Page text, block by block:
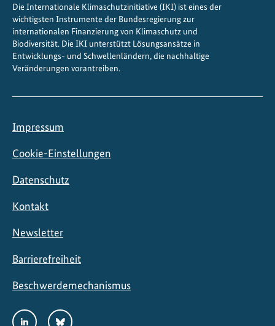
Die Internationale Klimaschutzinitiative (IKI) ist eines der
wichtigsten Instrumente der Bundesregierung zur
internationalen Finanzierung von Klimaschutz und
Biodiversität. Die IKI unterstützt Lösungsansätze in
Entwicklungs- und Schwellenländern, die nachhaltige
Veränderungen vorantreiben.
Impressum
Cookie-Einstellungen
Datenschutz
Kontakt
Newsletter
Barrierefreiheit
Beschwerdemechanismus
Social
LinkedInBluesky